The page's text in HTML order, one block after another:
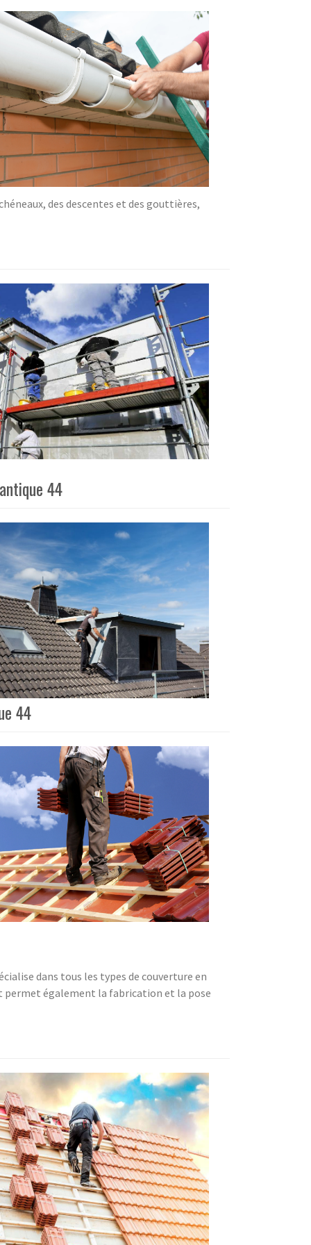
des descentes et des gouttières,
44
44
dans tous les types de couverture en
permet également la fabrication et la pose